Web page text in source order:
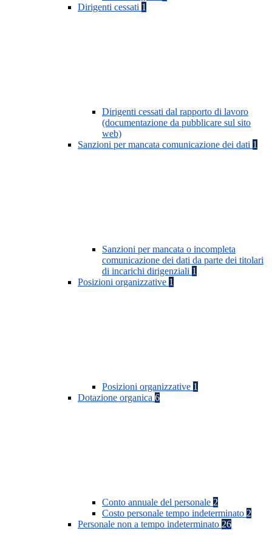
Dirigenti cessati 1
Dirigenti cessati dal rapporto di lavoro
(documentazione da pubblicare sul sito
web)
Sanzioni per mancata comunicazione dei dati 1
Sanzioni per mancata o incompleta
comunicazione dei dati da parte dei titolari
di incarichi dirigenziali 1
Posizioni organizzative 1
Posizioni organizzative 1
Dotazione organica 6
Conto annuale del personale 2
Costo personale tempo indeterminato 2
Personale non a tempo indeterminato 26